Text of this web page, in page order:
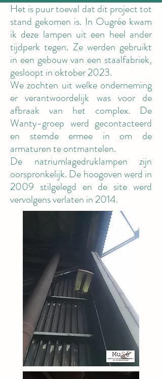
Het is puur toeval dat dit project tot
stand gekomen is. In Ougrée kwam
ik deze lampen uit een heel ander
tijdperk tegen. Ze werden gebruikt
in een gebouw van een staalfabriek,
gesloopt in oktober 2023.
We zochten uit welke onderneming
er verantwoordelijk was voor de
afbraak van het complex. De
Wanty-groep werd gecontacteerd
en stemde ermee in om de
armaturen te ontmantelen.
De natriumlagedruklampen zijn
oorspronkelijk. De hoogoven werd in
2009 stilgelegd en de site werd
vervolgens verlaten in 2014.